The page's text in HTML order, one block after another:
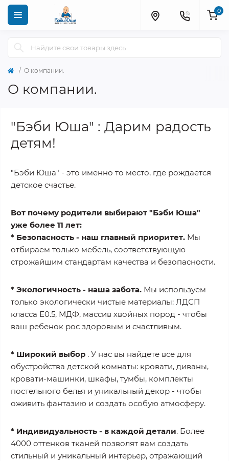
0
О компании.
О компании.
"Бэби Юша" : Дарим радость
детям!
"Бэби Юша" - это именно то место, где рождается
детское счастье.
Вот почему родители выбирают "Бэби Юша"
уже более 11 лет:
* Безопасность - наш главный приоритет. Мы
отбираем только мебель, соответствующую
строжайшим стандартам качества и безопасности.
* Экологичность - наша забота. Мы используем
только экологически чистые материалы: ЛДСП
класса Е0.5, МДФ, массив хвойных пород - чтобы
ваш ребенок рос здоровым и счастливым.
* Широкий выбор . У нас вы найдете все для
обустройства детской комнаты: кровати, диваны,
кровати-машинки, шкафы, тумбы, комплекты
постельного белья и уникальный декор - чтобы
оживить фантазию и создать особую атмосферу.
* Индивидуальность - в каждой детали. Более
4000 оттенков тканей позволят вам создать
стильный и уникальный интерьер, отражающий